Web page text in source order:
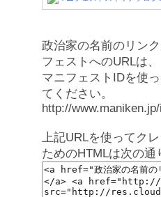
政治家の名前のリン
フェストへのURLは、
マニフェストIDを使
てください。
http://
上記URLを使ってク
ためのHTMLは次の通